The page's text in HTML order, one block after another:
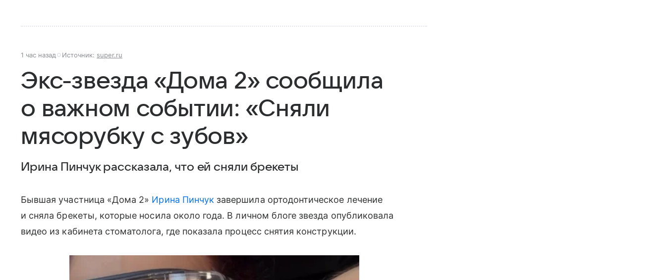
1 час назад Источник: super.ru
Экс-звезда «Дома 2» сообщила
о важном событии: «Сняли
мясорубку с зубов»
Ирина Пинчук рассказала, что ей сняли брекеты
Бывшая участница «Дома 2» Ирина Пинчук завершила ортодонтическое лечение
и сняла брекеты, которые носила около года. В личном блоге звезда опубликовала
видео из кабинета стоматолога, где показала процесс снятия конструкции.